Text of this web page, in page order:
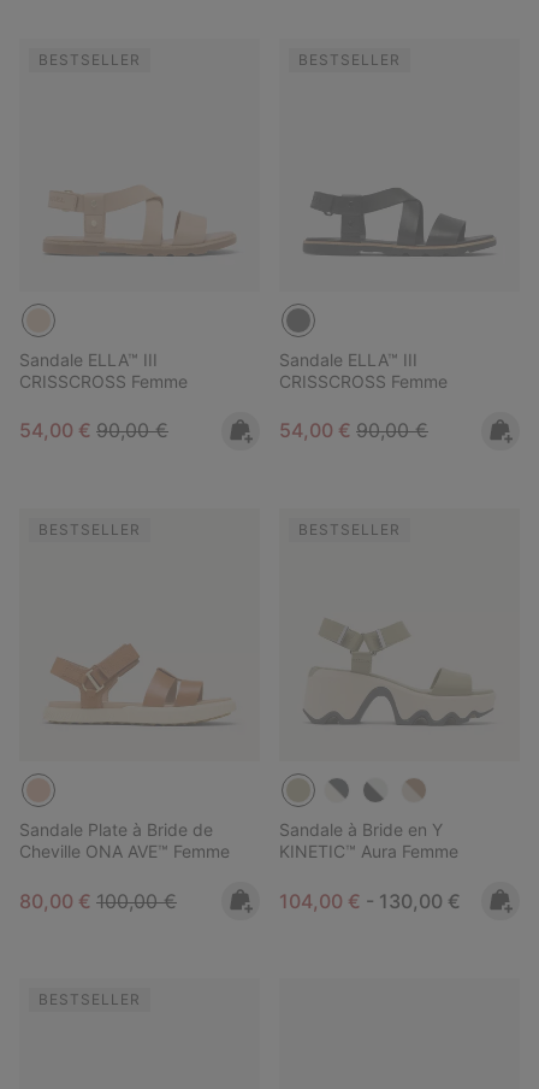
BESTSELLER
Sandale ELLA™ III
CRISSCROSS Femme
Sale price:
54,00 € Regular price:
90,00 €
BESTSELLER
Sandale ELLA™ III
CRISSCROSS Femme
Sale price:
54,00 € Regular price:
90,00 €
BESTSELLER
Sandale Plate à Bride de
Cheville ONA AVE™ Femme
Sale price:
80,00 € Regular price:
100,00 €
BESTSELLER
Sandale à Bride en Y
KINETIC™ Aura Femme
Minimum sale price:
104,00 € - Maximum price:
130,00 €
BESTSELLER